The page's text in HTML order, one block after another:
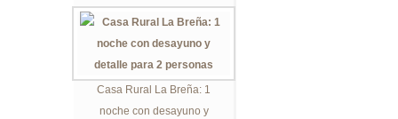
Casa Rural La Breña: 1
noche con desayuno y